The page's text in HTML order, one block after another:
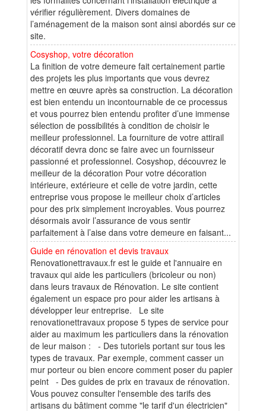
vérifier régulièrement. Divers domaines de
l’aménagement de la maison sont ainsi abordés sur ce
site.
Cosyshop, votre décoration
La finition de votre demeure fait certainement partie
des projets les plus importants que vous devrez
mettre en œuvre après sa construction. La décoration
est bien entendu un incontournable de ce processus
et vous pourrez bien entendu profiter d’une immense
sélection de possibilités à condition de choisir le
meilleur professionnel. La fourniture de votre attirail
décoratif devra donc se faire avec un fournisseur
passionné et professionnel. Cosyshop, découvrez le
meilleur de la décoration Pour votre décoration
intérieure, extérieure et celle de votre jardin, cette
entreprise vous propose le meilleur choix d’articles
pour des prix simplement incroyables. Vous pourrez
désormais avoir l’assurance de vous sentir
parfaitement à l’aise dans votre demeure en faisant...
Guide en rénovation et devis travaux
Renovationettravaux.fr est le guide et l'annuaire en
travaux qui aide les particuliers (bricoleur ou non)
dans leurs travaux de Rénovation. Le site contient
également un espace pro pour aider les artisans à
développer leur entreprise. Le site
renovationettravaux propose 5 types de service pour
aider au maximum les particuliers dans la rénovation
de leur maison : - Des tutoriels portant sur tous les
types de travaux. Par exemple, comment casser un
mur porteur ou bien encore comment poser du papier
peint - Des guides de prix en travaux de rénovation.
Vous pouvez consulter l'ensemble des tarifs des
artisans du bâtiment comme "le tarif d'un électricien"